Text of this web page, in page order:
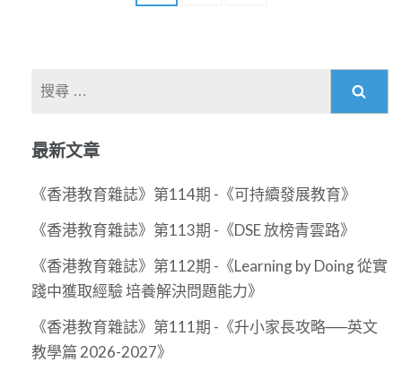
最新文章
《香港教育雜誌》第114期 -《可持續發展教育》
《香港教育雜誌》第113期 -《DSE 放榜青雲路》
《香港教育雜誌》第112期 -《Learning by Doing 從實
踐中獲取經驗 培養解決問題能力》
《香港教育雜誌》第111期 -《升小家長攻略──英文
教學篇 2026-2027》